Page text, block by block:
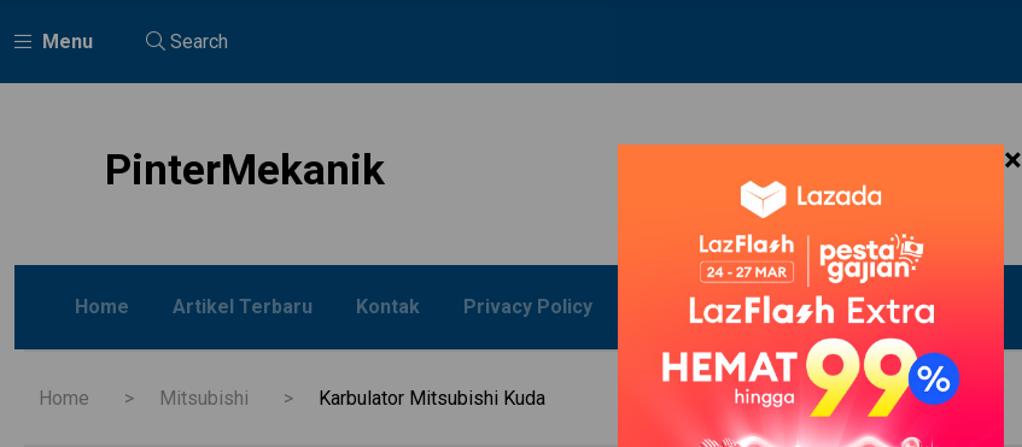
Menu Search
PinterMekanik
Home Artikel Terbaru Kontak Privacy Policy
Home Mitsubishi Karbulator Mitsubishi Kuda
×